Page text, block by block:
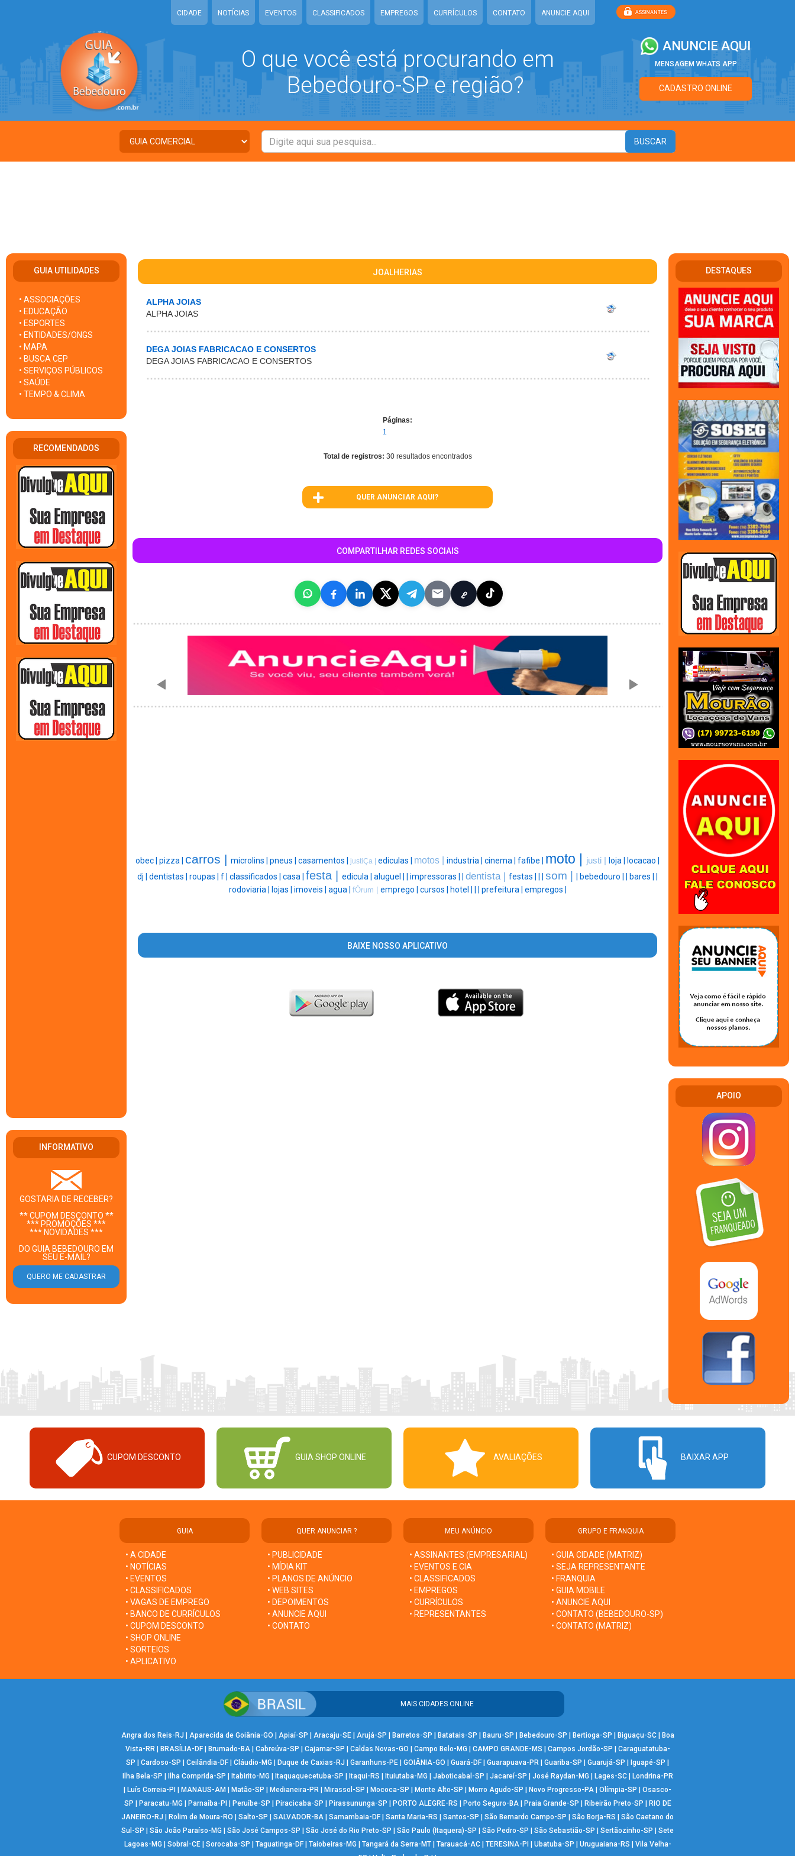
CIDADE NOTÍCIAS EVENTOS CLASSIFICADOS EMPREGOS CURRÍCULOS CONTATO ANUNCIE AQUI
O que você está procurando em
Bebedouro-SP e região?
ANUNCIE AQUI
MENSAGEM WHATS APP
CADASTRO ONLINE
GUIA UTILIDADES
• ASSOCIAÇÕES
• EDUCAÇÃO
• ESPORTES
• ENTIDADES/ONGS
• MAPA
• BUSCA CEP
• SERVIÇOS PÚBLICOS
• SAÚDE
• TEMPO & CLIMA
RECOMENDADOS
INFORMATIVO
GOSTARIA DE RECEBER?
** CUPOM DESCONTO **
*** PROMOÇÕES ***
*** NOVIDADES ***
DO GUIA BEBEDOURO EM
SEU E-MAIL?
JOALHERIAS
ALPHA JOIAS
ALPHA JOIAS
DEGA JOIAS FABRICACAO E CONSERTOS
DEGA JOIAS FABRICACAO E CONSERTOS
Páginas:
1
Total de registros: 30 resultados encontrados
QUER ANUNCIAR AQUI?
COMPARTILHAR REDES SOCIAIS
obec | pizza | carros | microlins | pneus | casamentos | justiÇa | ediculas | motos | industria | cinema | fafibe | moto | justi | loja |
locacao |
dj | dentistas | roupas | f | classificados | casa | festa | edicula | aluguel | impressoras | dentista | festas | som | bebedouro | bares |
rodoviaria |
lojas | imoveis | agua | fÓrum | emprego | cursos | hotel | prefeitura | empregos |
BAIXE NOSSO APLICATIVO
DESTAQUES
APOIO
CUPOM DESCONTO GUIA SHOP ONLINE AVALIAÇÕES BAIXAR APP
GUIA
• A CIDADE
• NOTÍCIAS
• EVENTOS
• CLASSIFICADOS
• VAGAS DE EMPREGO
• BANCO DE CURRÍCULOS
• CUPOM DESCONTO
• SHOP ONLINE
• SORTEIOS
• APLICATIVO
QUER ANUNCIAR ?
• PUBLICIDADE
• MÍDIA KIT
• PLANOS DE ANÚNCIO
• WEB SITES
• DEPOIMENTOS
• ANUNCIE AQUI
• CONTATO
MEU ANÚNCIO
• ASSINANTES (EMPRESARIAL)
• EVENTOS E CIA
• CLASSIFICADOS
• EMPREGOS
• CURRÍCULOS
• REPRESENTANTES
GRUPO E FRANQUIA
• GUIA CIDADE (MATRIZ)
• SEJA REPRESENTANTE
• FRANQUIA
• GUIA MOBILE
• ANUNCIE AQUI
• CONTATO (BEBEDOURO-SP)
• CONTATO (MATRIZ)
MAIS CIDADES ONLINE
Angra dos Reis-RJ Aparecida de Goiânia-GO Apiaí-SP Aracaju-SE| Arujá-SP Barretos-SP Batatais-SP Bauru-SP Bebedouro-SP Bertioga-SP Biguaçu-SC|
Boa
Vista-RR| BRASÍLIA-DF| Brumado-BA| Cabreúva-SP Cajamar-SP Caldas Novas-GO Campo Belo-MG CAMPO GRANDE-MS Campos Jordão-SP
Caraguatatuba-
SP
Cardoso-SP Ceilândia-DF Cláudio-MG Duque de Caxias-RJ Garanhuns-PE GOIÂNIA-GO Guará-DF Guarapuava-PR Guariba-SP Guarujá-SP Iguapé-SP
Ilha Bela-SP
Ilha Comprida-SP Itabirito-MG Itaquaquecetuba-SP Itaqui-RS Ituiutaba-MG Jaboticabal-SP Jacareí-SP José Raydan-MG Lages-SC|
Londrina-PR
Luís Correia-PI MANAUS-AM Matão-SP Medianeira-PR Mirassol-SP Mococa-SP Monte Alto-SP Morro Agudo-SP Novo Progresso-PA Olímpia-SP
Osasco-
SP
Paracatu-MG Parnaíba-PI Peruíbe-SP Piracicaba-SP Pirassununga-SP PORTO ALEGRE-RS Porto Seguro-BA| Praia Grande-SP Ribeirão Preto-SP
RIO DE
JANEIRO-RJ
Rolim de Moura-RO Salto-SP SALVADOR-BA Samambaia-DF Santa Maria-RS Santos-SP São Bernardo Campo-SP São Borja-RS
São Caetano do
Sul-SP
São João Paraíso-MG São José Campos-SP São José do Rio Preto-SP São Paulo (Itaquera)-SP São Pedro-SP São Sebastião-SP Sertãozinho-SP
Sete
Lagoas-MG
Sobral-CE| Sorocaba-SP Taguatinga-DF| Taiobeiras-MG Tangará da Serra-MT| Tarauacá-AC| TERESINA-PI Ubatuba-SP Uruguaiana-RS
Vila Velha-